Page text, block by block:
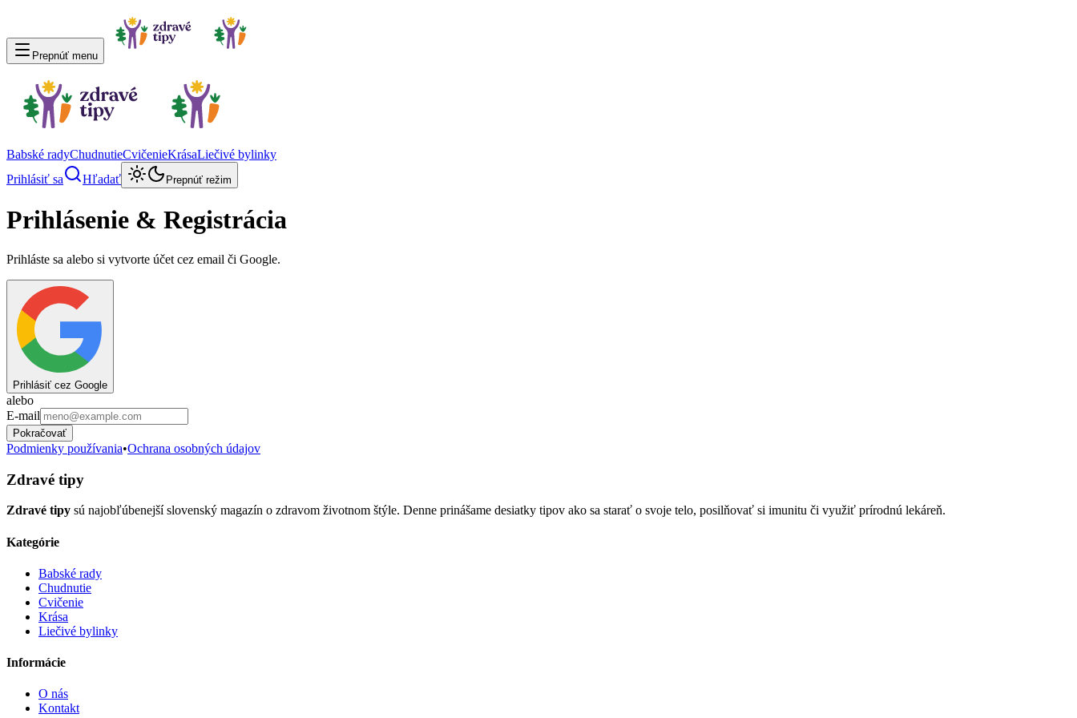
Prepnúť menu
Babské radyChudnutieCvičenieKrásaLiečivé bylinky
Prihlásiť sa
Hľadať Prepnúť režim
Prihlásenie & Registrácia
Prihláste sa alebo si vytvorte účet cez email či Google.
Prihlásiť cez Google
alebo
E-mail
Pokračovať
Podmienky používania•Ochrana osobných údajov
Zdravé tipy
Zdravé tipy sú najobľúbenejší slovenský magazín o zdravom životnom štýle. Denne prinášame desiatky tipov ako sa starať o svoje telo, posilňovať si imunitu či využiť prírodnú lekáreň.
Kategórie
Babské rady
Chudnutie
Cvičenie
Krása
Liečivé bylinky
Informácie
O nás
Kontakt